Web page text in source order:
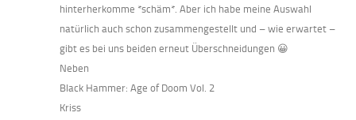
hinterherkomme *schäm*. Aber ich habe meine Auswahl
natürlich auch schon zusammengestellt und – wie erwartet –
gibt es bei uns beiden erneut Überschneidungen 😀
Neben
Black Hammer: Age of Doom Vol. 2
Kriss